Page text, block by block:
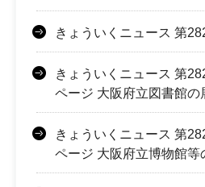
きょういくニュース 第
きょういくニュース 第
ページ 大阪府立図書館の
きょういくニュース 第
ページ 大阪府立博物館等